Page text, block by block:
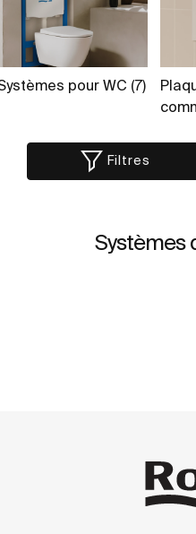
pour WC (7)
Filtres
Systèmes